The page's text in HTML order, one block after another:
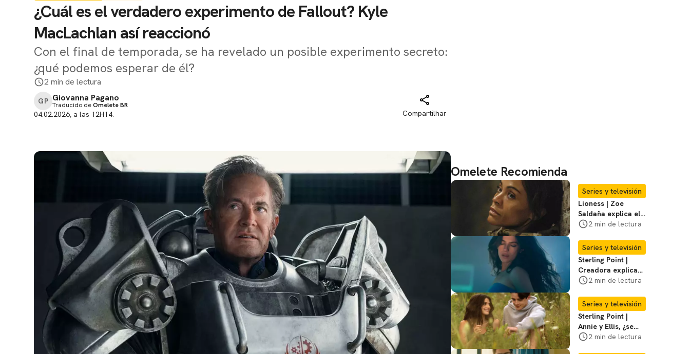
¿Cuál es el verdadero experimento de Fallout? Kyle
MacLachlan así reaccionó
Con el final de temporada, se ha revelado un posible experimento secreto:
¿qué podemos esperar de él?
2 min de lectura
GP Giovanna Pagano
Traducido deOmelete BR
04.02.2026, a las 12H14. Compartilhar
Omelete Recomienda
Series y televisión
Lioness | Zoe
Saldaña explica el
violento secuestro
temporada 3
2 min de lectura
Series y televisión
Sterling Point |
Creadora explica
momentos clave del
2 min de lectura
Series y televisión
Sterling Point |
Annie y Ellis, ¿se
quedan juntos o
2 min de lectura